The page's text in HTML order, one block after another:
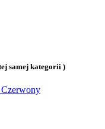
samej kategorii )